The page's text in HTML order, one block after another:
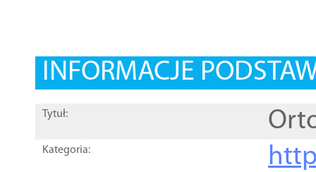
INFORMACJE
Tytuł:
Kategoria: